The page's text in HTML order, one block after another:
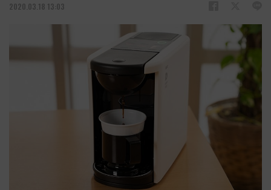
2020.03.18 13:03